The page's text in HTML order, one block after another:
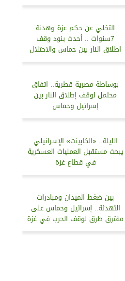
التخلي عن حكم عزة وهدنة
7سنوات .. أحدث بنود وقف
اطلاق النار بين حماس والاحتلال
بوساطة مصرية قطرية.. اتفاق
محتمل لوقف إطلاق النار بين
إسرائيل وحماس
الليلة.. «الكابينت» الإسرائيلي
يبحث مستقبل العمليات العسكرية
في قطاع غزة
بين ضغط الميدان ومبادرات
التهدئة.. إسرائيل وحماس على
مفترق طرق لوقف الحرب في غزة